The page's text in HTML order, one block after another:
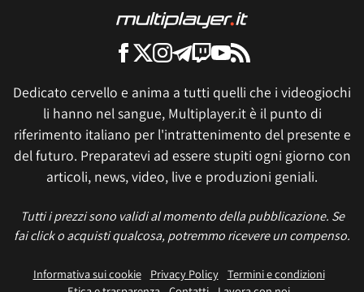
Dedicato cervello e anima a tutti quelli che i videogiochi
li hanno nel sangue, Multiplayer.it è il punto di
riferimento italiano per l'intrattenimento del presente e
del futuro. Preparatevi ad essere stupiti ogni giorno con
articoli, news, video, live e produzioni geniali.
Tutti i prezzi sono validi al momento della pubblicazione. Se
fai click o acquisti qualcosa, potremmo ricevere un compenso.
Informativa sui cookie Privacy Policy
Termini e condizioni